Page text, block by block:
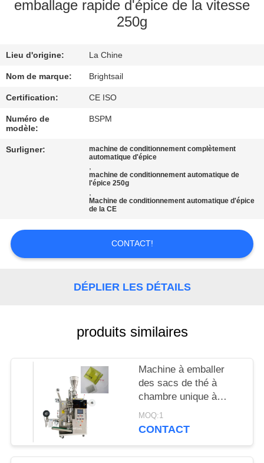
VISITE
CONTRÔLE
DE
QUALITÉ
CONTACTEZ-
NOUVELLES
CAS
PRIVACY
POLICY
emballage rapide d'épice de la vitesse
250g
Lieu d'origine: La Chine
Nom de marque: Brightsail
Certification: CE ISO
Numéro de
modèle:
BSPM
Surligner:
machine de conditionnement complètement
automatique d'épice
,
machine de conditionnement automatique de
l'épice 250g
,
Machine de conditionnement automatique d'épice
de la CE
CONTACT!
DÉPLIER LES DÉTAILS
produits similaires
Machine à emballer
des sacs de thé à
chambre unique à
poudre automatique
MOQ:1
CONTACT